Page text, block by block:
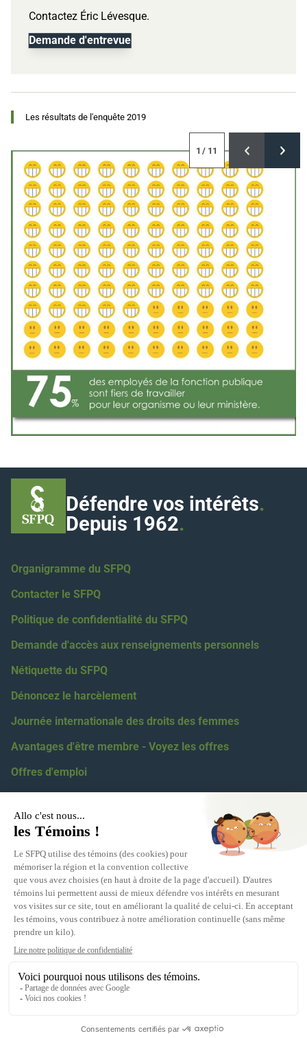
Contactez Éric Lévesque.
Demande d'entrevue
Les résultats de l'enquête 2019
1 / 11
Défendre vos intérêts.
Depuis 1962.
Organigramme du SFPQ
Contacter le SFPQ
Politique de confidentialité du SFPQ
Demande d'accès aux renseignements personnels
Nétiquette du SFPQ
Dénoncez le harcèlement
Journée internationale des droits des femmes
Avantages d'être membre - Voyez les offres
Offres d'emploi
Coordonnées
418 623-2424
5100, boul. des Gradins, Québec, G2J 1N4
Relations médiatiques :eric.levesque@sfpq.qc.ca
Obtenir votre numéro de section :info@sfpq.qc.ca
Adresse courriel